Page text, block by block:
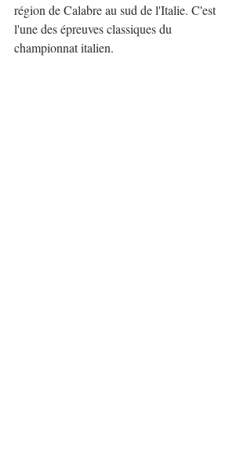
région de Calabre au sud de l'Italie. C'est
l'une des épreuves classiques du
championnat italien.